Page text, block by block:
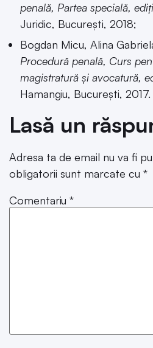
penală, Partea specială,
Juridic, București, 2018;
Bogdan Micu, Alina
Procedură penală, Curs
magistratură și avocatură,
Hamangiu, București, 2017.
Lasă un
Adresa ta de email nu va fi
obligatorii sunt marcate cu *
Comentariu *